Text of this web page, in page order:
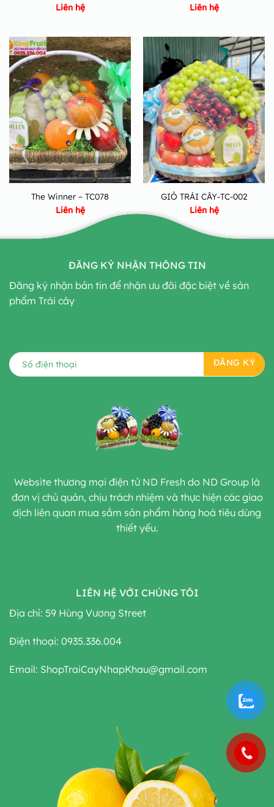
Liên hệ
Liên hệ
The Winner – TC078
Liên hệ
GIỎ TRÁI CÂY-TC-002
Liên hệ
ĐĂNG KÝ NHẬN THÔNG TIN
Đăng ký nhận bản tin để nhận ưu đãi đặc biệt về sản
phẩm Trái cây
Website thương mại điện tử ND Fresh do ND Group là
đơn vị chủ quản, chịu trách nhiệm và thực hiện các giao
dịch liên quan mua sắm sản phẩm hàng hoá tiêu dùng
thiết yếu.
LIÊN HỆ VỚI CHÚNG TÔI
Địa chỉ: 59 Hùng Vương Street
Điện thoại: 0935.336.004
Email: ShopTraiCayNhapKhau@gmail.com